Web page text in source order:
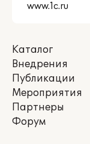
Каталог
Внедрения
Публикации
Мероприятия
Партнеры
Форум